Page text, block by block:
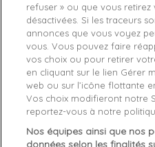
Description Détails du
Article: PARTNER: CREATION
refuser » ou que vous
désactivées. Si les traceurs
annonces que vous voyez
vous. Vous pouvez faire
vos choix ou pour retirer
en cliquant sur le lien Gérer
web ou sur l’icône flottante
Vos choix modifieront notre
reportez-vous à notre
Nos équipes ainsi que nos
données selon les finalités